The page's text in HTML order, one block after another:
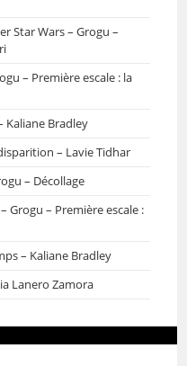
Star Wars – Grogu –
– Première escale : la
Kaliane Bradley
– Lavie Tidhar
– Décollage
Grogu – Première escale :
– Kaliane Bradley
Lanero Zamora